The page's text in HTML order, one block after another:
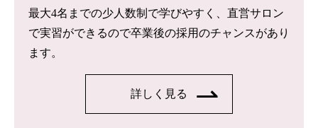
最大4名までの少人数制で学びやすく、直営サロン
で実習ができるので卒業後の採用のチャンスがあり
ます。
詳しく見る